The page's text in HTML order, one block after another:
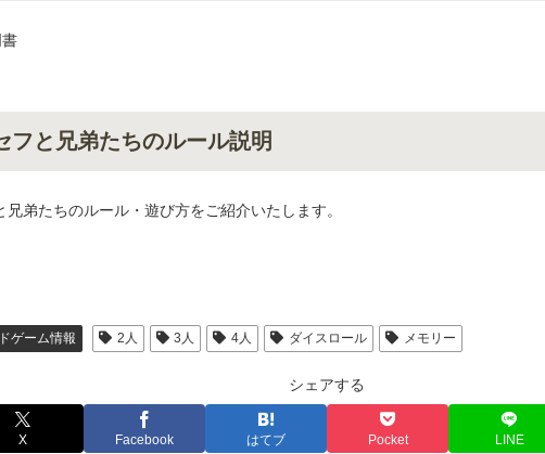
フと兄弟たちのルール説明
兄弟たちのルール・遊び方をご紹介いたします。
ゲーム情報 2人 3人 4人 ダイスロール メモリー
シェアする
X Facebook はてブ Pocket LINE